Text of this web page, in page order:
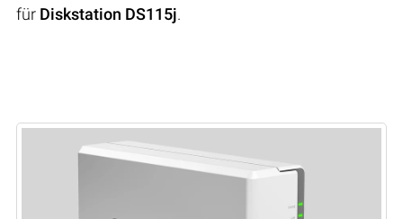
für Diskstation DS115j.